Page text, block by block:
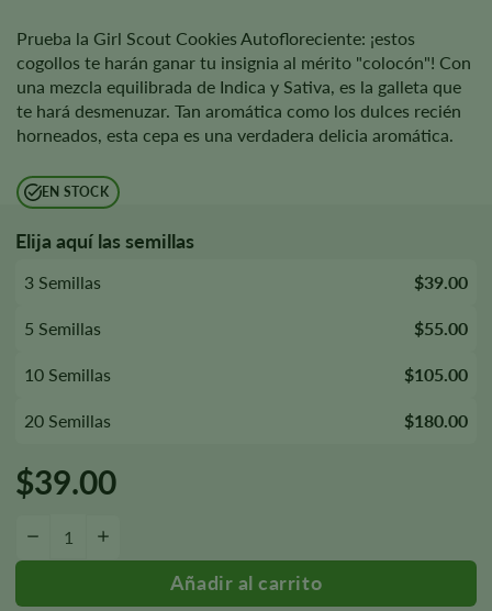
Prueba la Girl Scout Cookies Autofloreciente: ¡estos
cogollos te harán ganar tu insignia al mérito "colocón"! Con
una mezcla equilibrada de Indica y Sativa, es la galleta que
te hará desmenuzar. Tan aromática como los dulces recién
horneados, esta cepa es una verdadera delicia aromática.
EN STOCK
Elija aquí las semillas
3 Semillas $39.00
5 Semillas $55.00
10 Semillas $105.00
20 Semillas $180.00
$39.00
-